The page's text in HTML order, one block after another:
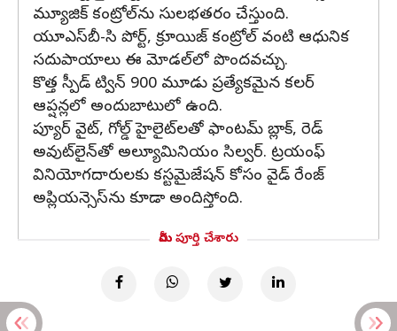
మ్యూజిక్ కంట్రోల్‌ను సులభతరం చేస్తుంది.
యూఎస్‌బీ-సి పోర్ట్, క్రూయిజ్ కంట్రోల్ వంటి ఆధునిక
సదుపాయాలు ఈ మోడల్‌లో పొందవచ్చు.
కొత్త స్పీడ్ ట్విన్ 900 మూడు ప్రత్యేకమైన కలర్
ఆప్షన్లలో అందుబాటులో ఉంది.
ప్యూర్ వైట్, గోల్డ్ హైలైట్‌లతో ఫాంటమ్ బ్లాక్, రెడ్
అవుట్‌లైన్‌తో అల్యూమినియం సిల్వర్. ట్రయంఫ్
వినియోగదారులకు కస్టమైజేషన్ కోసం వైడ్ రేంజ్
అప్లియన్సెస్‌ను కూడా అందిస్తోంది.
మీరు పూర్తి చేశారు